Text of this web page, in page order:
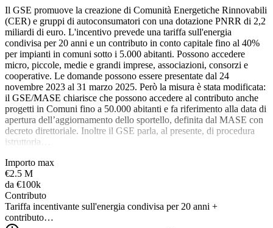
Il GSE promuove la creazione di Comunità Energetiche Rinnovabili
(CER) e gruppi di autoconsumatori con una dotazione PNRR di 2,2
miliardi di euro. L'incentivo prevede una tariffa sull'energia
condivisa per 20 anni e un contributo in conto capitale fino al 40%
per impianti in comuni sotto i 5.000 abitanti. Possono accedere
micro, piccole, medie e grandi imprese, associazioni, consorzi e
cooperative. Le domande possono essere presentate dal 24
novembre 2023 al 31 marzo 2025. Però la misura è stata modificata:
il GSE/MASE chiarisce che possono accedere al contributo anche
progetti in Comuni fino a 50.000 abitanti e fa riferimento alla data di
apertura dell’aggiornamento dello sportello, definita dal MASE con
decreto direttoriale. Inoltre il GSE parla, al presente, di procedura
istruttoria…
Importo max
€2.5 M
da €100k
Contributo
Tariffa incentivante sull'energia condivisa per 20 anni +
contributo…